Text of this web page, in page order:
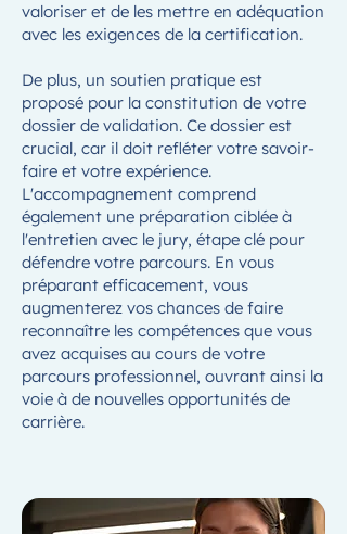
valoriser et de les mettre en adéquation
avec les exigences de la certification.
De plus, un soutien pratique est
proposé pour la constitution de votre
dossier de validation. Ce dossier est
crucial, car il doit refléter votre savoir-
faire et votre expérience.
L'accompagnement comprend
également une préparation ciblée à
l'entretien avec le jury, étape clé pour
défendre votre parcours. En vous
préparant efficacement, vous
augmenterez vos chances de faire
reconnaître les compétences que vous
avez acquises au cours de votre
parcours professionnel, ouvrant ainsi la
voie à de nouvelles opportunités de
carrière.